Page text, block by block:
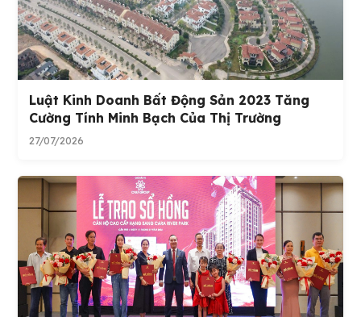
Luật Kinh Doanh Bất Động Sản 2023 Tăng
Cường Tính Minh Bạch Của Thị Trường
27/07/2026